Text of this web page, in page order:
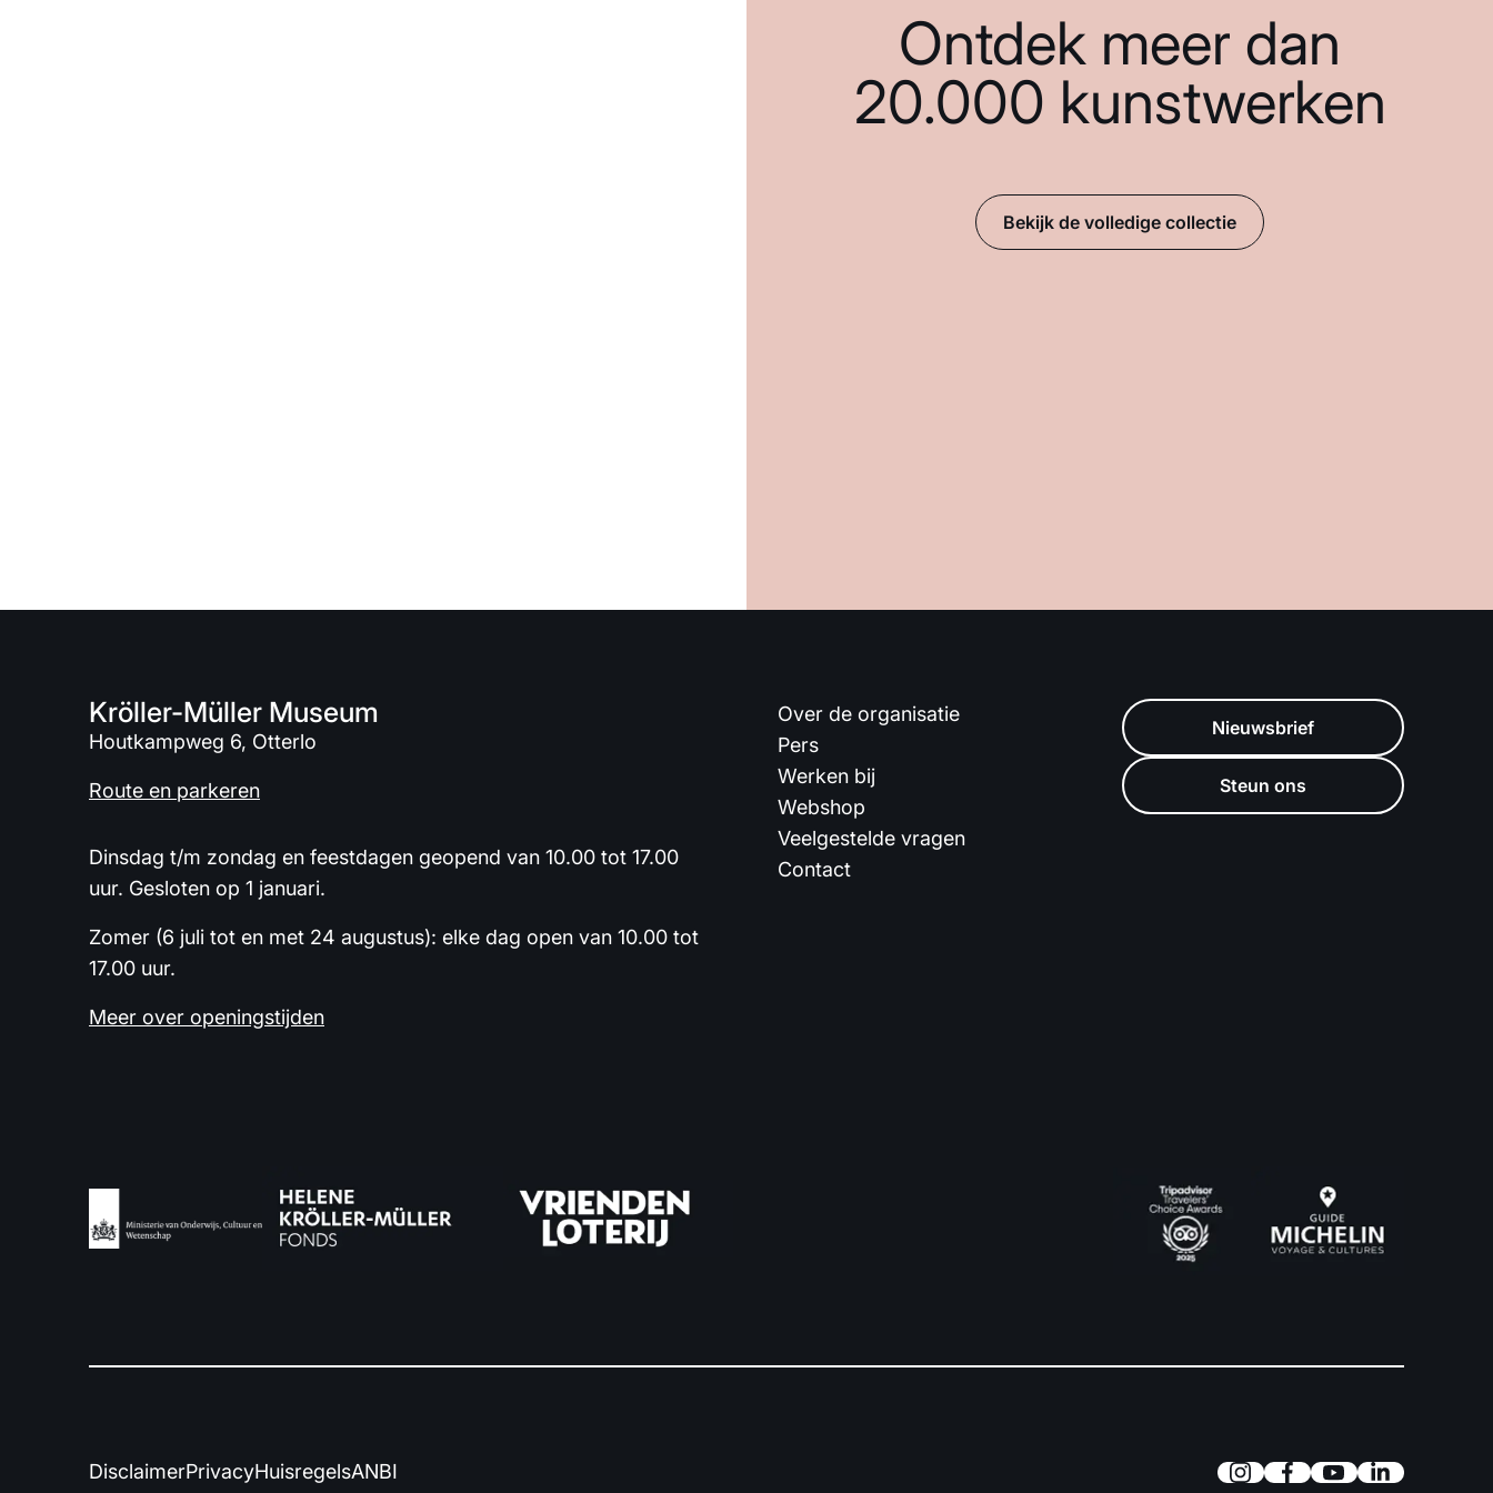
Ontdek meer dan
20.000 kunstwerken
Bekijk de volledige collectie
Kröller-Müller Museum
Houtkampweg 6, Otterlo
Route en parkeren
Dinsdag t/m zondag en feestdagen geopend van 10.00 tot 17.00
uur. Gesloten op 1 januari.
Zomer (6 juli tot en met 24 augustus): elke dag open van 10.00 tot
17.00 uur.
Meer over openingstijden
Over de organisatie
Pers
Werken bij
Webshop
Veelgestelde vragen
Contact
Nieuwsbrief
Steun ons
DisclaimerPrivacyHuisregelsANBI